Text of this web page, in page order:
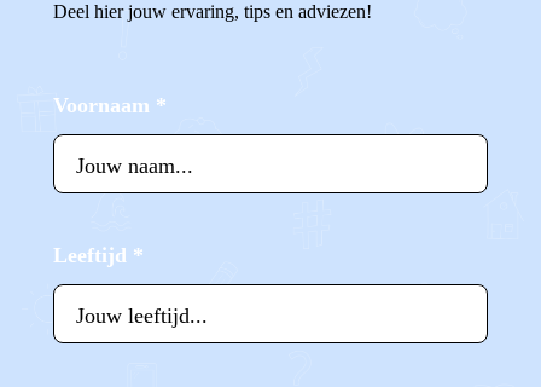
Deel hier jouw ervaring, tips en adviezen!
Voornaam *
Leeftijd *